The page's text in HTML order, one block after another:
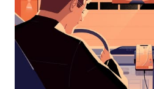
een
datum
te
selecteren.
Druk
Escape